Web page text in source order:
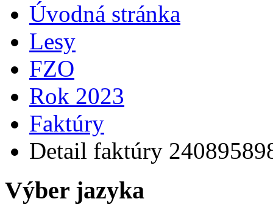
Úvodná stránka
Lesy
FZO
Rok 2023
Faktúry
Detail faktúry
Výber jazyka